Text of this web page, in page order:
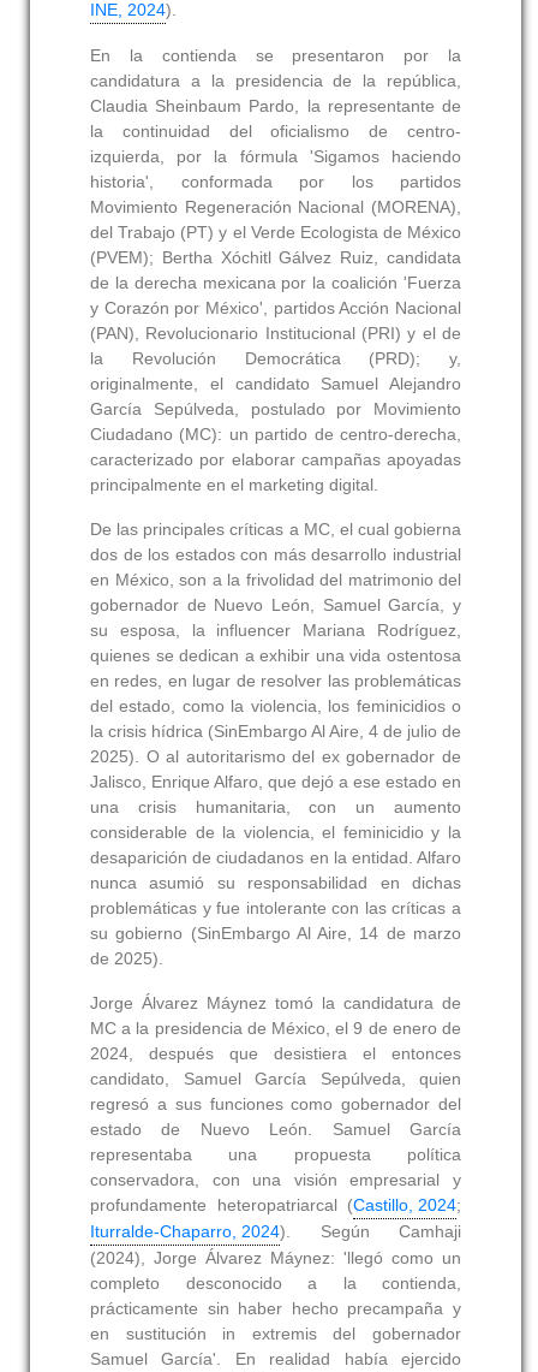
INE, 2024).
En la contienda se presentaron por la
candidatura a la presidencia de la república,
Claudia Sheinbaum Pardo, la representante de
la continuidad del oficialismo de centro-
izquierda, por la fórmula 'Sigamos haciendo
historia', conformada por los partidos
Movimiento Regeneración Nacional (MORENA),
del Trabajo (PT) y el Verde Ecologista de México
(PVEM); Bertha Xóchitl Gálvez Ruiz, candidata
de la derecha mexicana por la coalición 'Fuerza
y Corazón por México', partidos Acción Nacional
(PAN), Revolucionario Institucional (PRI) y el de
la Revolución Democrática (PRD); y,
originalmente, el candidato Samuel Alejandro
García Sepúlveda, postulado por Movimiento
Ciudadano (MC): un partido de centro-derecha,
caracterizado por elaborar campañas apoyadas
principalmente en el marketing digital.
De las principales críticas a MC, el cual gobierna
dos de los estados con más desarrollo industrial
en México, son a la frivolidad del matrimonio del
gobernador de Nuevo León, Samuel García, y
su esposa, la influencer Mariana Rodríguez,
quienes se dedican a exhibir una vida ostentosa
en redes, en lugar de resolver las problemáticas
del estado, como la violencia, los feminicidios o
la crisis hídrica (SinEmbargo Al Aire, 4 de julio de
2025). O al autoritarismo del ex gobernador de
Jalisco, Enrique Alfaro, que dejó a ese estado en
una crisis humanitaria, con un aumento
considerable de la violencia, el feminicidio y la
desaparición de ciudadanos en la entidad. Alfaro
nunca asumió su responsabilidad en dichas
problemáticas y fue intolerante con las críticas a
su gobierno (SinEmbargo Al Aire, 14 de marzo
de 2025).
Jorge Álvarez Máynez tomó la candidatura de
MC a la presidencia de México, el 9 de enero de
2024, después que desistiera el entonces
candidato, Samuel García Sepúlveda, quien
regresó a sus funciones como gobernador del
estado de Nuevo León. Samuel García
representaba una propuesta política
conservadora, con una visión empresarial y
profundamente heteropatriarcal (Castillo, 2024;
Iturralde-Chaparro, 2024). Según Camhaji
(2024), Jorge Álvarez Máynez: 'llegó como un
completo desconocido a la contienda,
prácticamente sin haber hecho precampaña y
en sustitución in extremis del gobernador
Samuel García'. En realidad había ejercido